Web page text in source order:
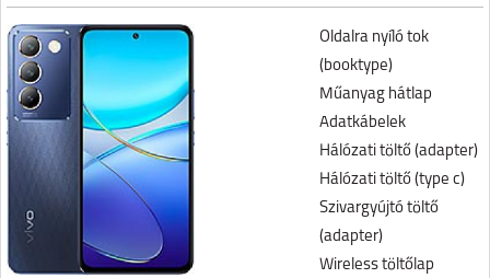
Oldalra nyíló tok
(booktype)
Műanyag hátlap
Adatkábelek
Hálózati töltő (adapter)
Hálózati töltő (type c)
Szivargyújtó töltő
(adapter)
Wireless töltőlap